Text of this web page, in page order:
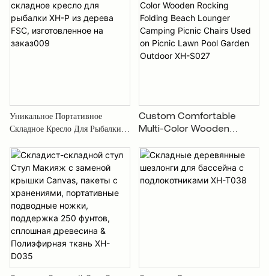
Домашнего Дизайна, XH-
D.003
Уникальное Портативное
Складное Кресло Для Рыбалки
Изготовленное На Заказ009
Custom Comfortable
Multi-Color Wooden
Lounger Camping Picnic
Chairs Used On Picnic
Lawn Pool Garden